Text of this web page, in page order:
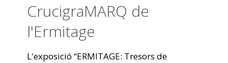
CrucigraMARQ de
l'Ermitage
L'exposició “ERMITAGE: Tresors de